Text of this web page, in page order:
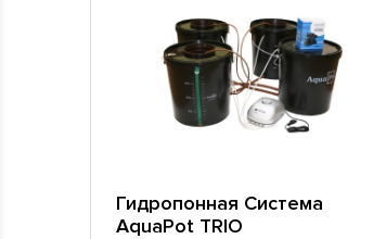
Гидропонная Cистема
AquaPot TRIO